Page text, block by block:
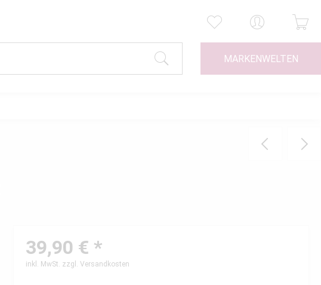
MARKENWELTEN
39,90 € *
inkl. MwSt. zzgl. Versandkosten